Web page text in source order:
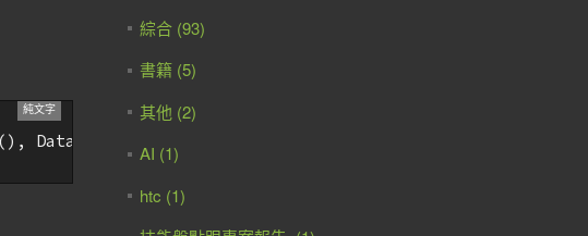
DataRowComparer.Default);
綜合 (93)
書籍 (5)
其他 (2)
AI (1)
htc (1)